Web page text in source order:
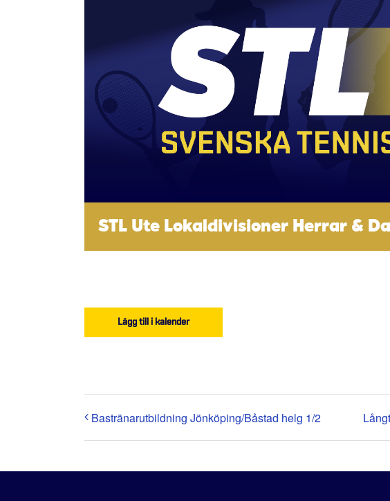
STL Ute Lokaldivisioner Herrar &
Lägg till i kalender
Bastränarutbildning Jönköping/Båstad helg 1/2